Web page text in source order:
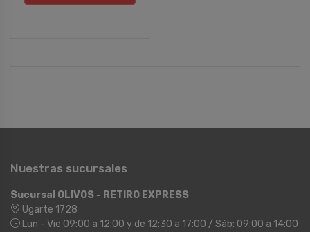
Nuestras sucursales
Sucursal OLIVOS - RETIRO EXPRESS
Ugarte 1728
Lun - Vie 09:00 a 12:00 y de 12:30 a 17:00 / Sáb: 09:00 a 14:00